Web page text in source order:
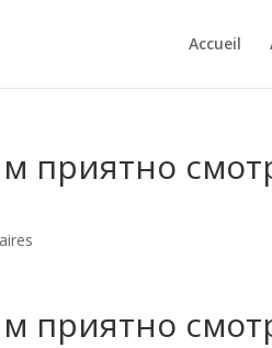
Accueil
приятно
приятно